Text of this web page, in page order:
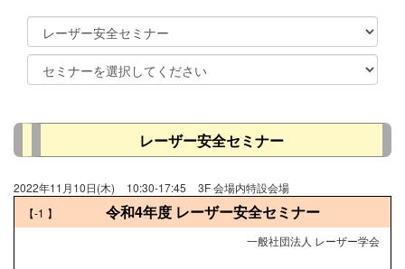
レーザー安全セミナー
2022年11月10日(木) 10:30-17:45
3F 会場内特設会場
【-1 】 令和4年度 レーザー安全セミナー
一般社団法人 レーザー学会